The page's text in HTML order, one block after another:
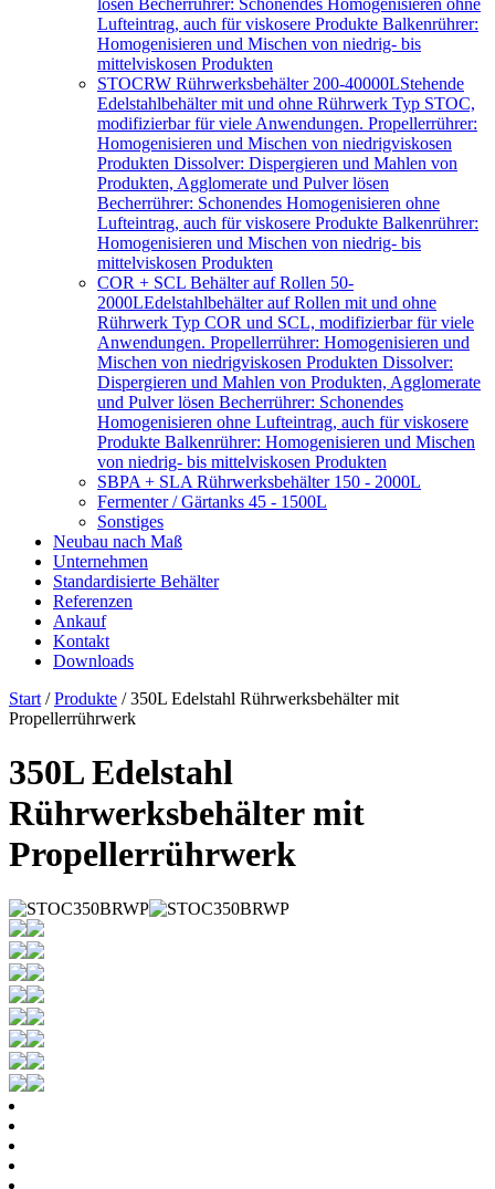
lösen Becherrührer: Schonendes Homogenisieren ohne
Lufteintrag, auch für viskosere Produkte Balkenrührer:
Homogenisieren und Mischen von niedrig- bis
mittelviskosen Produkten
STOCRW Rührwerksbehälter 200-40000LStehende
Edelstahlbehälter mit und ohne Rührwerk Typ STOC,
modifizierbar für viele Anwendungen. Propellerrührer:
Homogenisieren und Mischen von niedrigviskosen
Produkten Dissolver: Dispergieren und Mahlen von
Produkten, Agglomerate und Pulver lösen
Becherrührer: Schonendes Homogenisieren ohne
Lufteintrag, auch für viskosere Produkte Balkenrührer:
Homogenisieren und Mischen von niedrig- bis
mittelviskosen Produkten
COR + SCL Behälter auf Rollen 50-
2000LEdelstahlbehälter auf Rollen mit und ohne
Rührwerk Typ COR und SCL, modifizierbar für viele
Anwendungen. Propellerrührer: Homogenisieren und
Mischen von niedrigviskosen Produkten Dissolver:
Dispergieren und Mahlen von Produkten, Agglomerate
und Pulver lösen Becherrührer: Schonendes
Homogenisieren ohne Lufteintrag, auch für viskosere
Produkte Balkenrührer: Homogenisieren und Mischen
von niedrig- bis mittelviskosen Produkten
SBPA + SLA Rührwerksbehälter 150 - 2000L
Fermenter / Gärtanks 45 - 1500L
Sonstiges
Neubau nach Maß
Unternehmen
Standardisierte Behälter
Referenzen
Ankauf
Kontakt
Downloads
Start /Produkte / 350L Edelstahl Rührwerksbehälter mit
Propellerrührwerk
350L Edelstahl
Rührwerksbehälter mit
Propellerrührwerk